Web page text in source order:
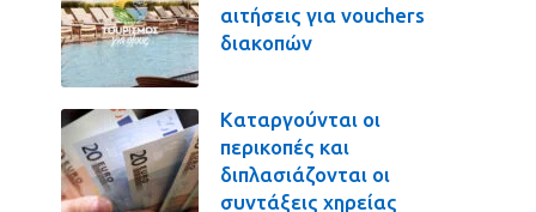
αιτήσεις για vouchers
διακοπών
Καταργούνται οι
περικοπές και
διπλασιάζονται οι
συντάξεις χηρείας